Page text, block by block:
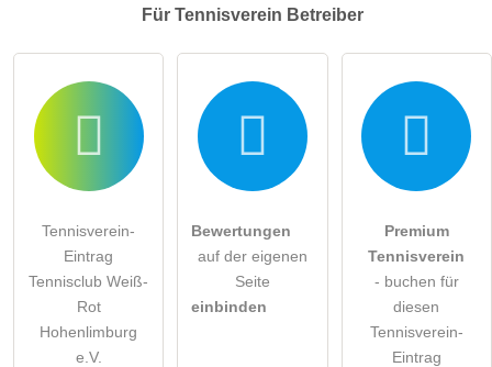
Für Tennisverein Betreiber
Tennisverein-
Eintrag
Tennisclub Weiß-
Rot
Hohenlimburg
e.V.
Bewertungen
auf der eigenen
Seite
einbinden
Premium
Tennisverein
- buchen für
diesen
Tennisverein-
Eintrag